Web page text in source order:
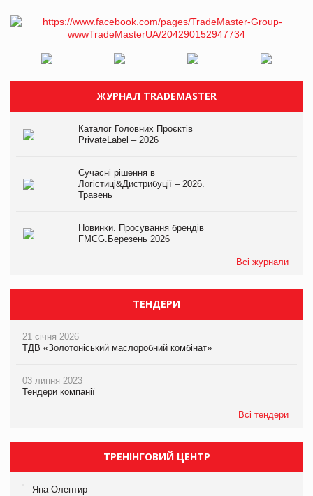
ЖУРНАЛ TRADEMASTER
Каталог Головних Проєктів
PrivateLabel – 2026
Сучасні рішення в
Логістиці&Дистрибуції – 2026.
Травень
Новинки. Просування брендів
FMCG.Березень 2026
Всі журнали
ТЕНДЕРИ
21 січня 2026
ТДВ «Золотоніський маслоробний комбінат»
03 липня 2023
Тендери компанії
Всі тендери
ТРЕНІНГОВИЙ ЦЕНТР
Яна Олентир